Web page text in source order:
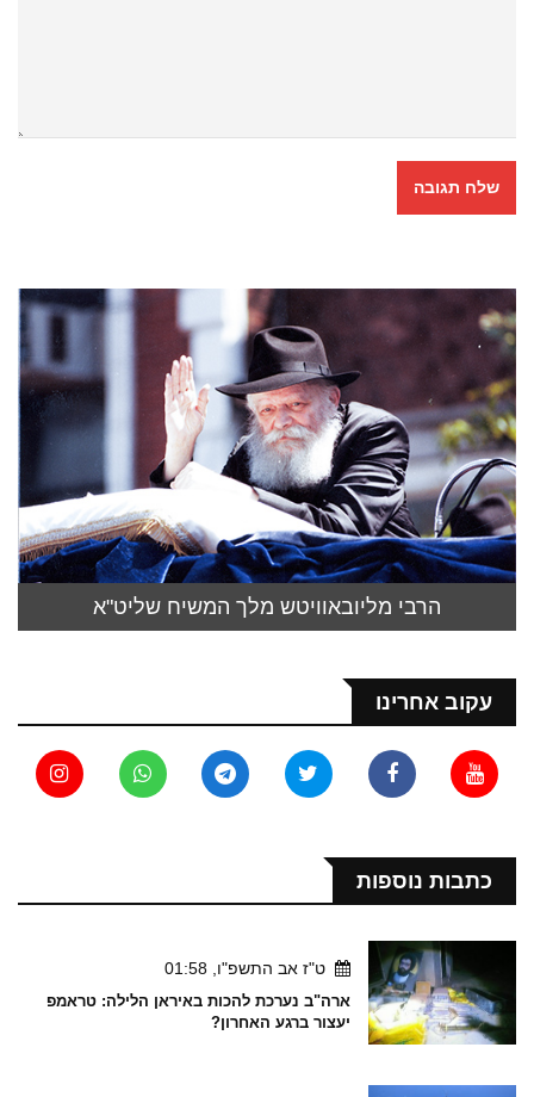
הרבי מליובאוויטש מלך המשיח שליט"א
עקוב אחרינו
כתבות נוספות
ט"ז אב התשפ"ו, 01:58
ארה"ב נערכת להכות באיראן הלילה: טראמפ
יעצור ברגע האחרון?